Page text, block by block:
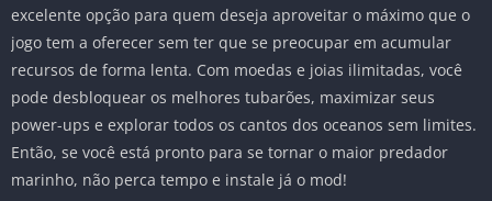
excelente opção para quem deseja aproveitar o máximo que o
jogo tem a oferecer sem ter que se preocupar em acumular
recursos de forma lenta. Com moedas e joias ilimitadas, você
pode desbloquear os melhores tubarões, maximizar seus
power-ups e explorar todos os cantos dos oceanos sem limites.
Então, se você está pronto para se tornar o maior predador
marinho, não perca tempo e instale já o mod!